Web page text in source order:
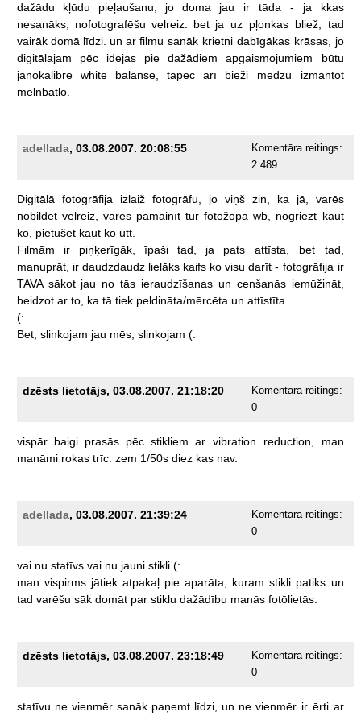
dažādu
kļūdu pieļaušanu, jo doma jau ir tāda - ja
kkas
nesanāks,
nofotografēšu velreiz. bet ja uz pļonkas bliež,
tad
vairāk domā līdzi. un ar filmu sanāk krietni dabīgākas krāsas,
jo
digitālajam
pēc idejas pie dažādiem apgaismojumiem
būtu
jānokalibrē
white balanse, tāpēc arī bieži mēdzu
izmantot
melnbatlo.
adellada, 03.08.2007. 20:08:55
Komentāra reitings:
2.489
Digitālā fotogrāfija izlaiž fotogrāfu, jo viņš zin, ka jā,
varēs
nobildēt vēlreiz, varēs pamainīt tur fotōžopā wb, nogriezt kaut
ko, pietušēt kaut ko utt.
Filmām
ir piņķerīgāk, īpaši tad, ja pats attīsta, bet
tad,
manuprāt, ir daudzdaudz lielāks kaifs ko visu darīt - fotogrāfija ir
TAVA sākot jau no tās ieraudzīšanas un cenšanās iemūžināt,
beidzot ar to, ka tā tiek peldināta/mērcēta un attīstīta.
(:
Bet, slinkojam jau mēs, slinkojam (:
dzēsts lietotājs, 03.08.2007. 21:18:20
Komentāra reitings:
0
vispār baigi prasās pēc stikliem ar vibration reduction,
man
manāmi rokas trīc. zem 1/50s diez kas nav.
adellada, 03.08.2007. 21:39:24
Komentāra reitings:
0
vai nu statīvs vai nu jauni stikli (:
man vispirms jātiek atpakaļ pie aparāta, kuram stikli patiks un
tad varēšu sāk domāt par stiklu dažādību manās fotōlietās.
dzēsts lietotājs, 03.08.2007. 23:18:49
Komentāra reitings:
0
statīvu ne vienmēr sanāk paņemt līdzi, un ne vienmēr ir ērti ar